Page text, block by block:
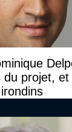
du projet, et